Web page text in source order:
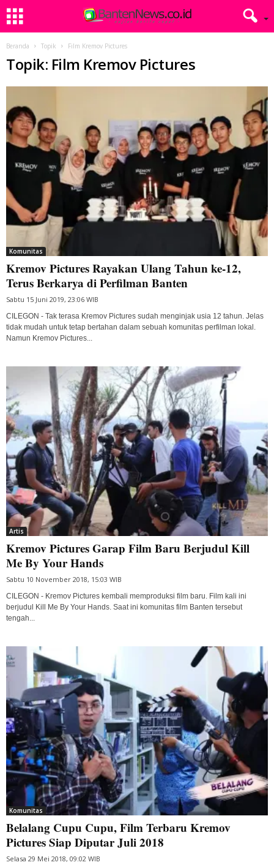
Beranda Topik Film Kremov Pictures
Topik: Film Kremov Pictures
Komunitas
Kremov Pictures Rayakan Ulang Tahun ke-12,
Terus Berkarya di Perfilman Banten
Sabtu 15 Juni 2019, 23:06 WIB
CILEGON - Tak terasa Kremov Pictures sudah menginjak usia 12 tahun. Jelas
tidak mudah untuk tetap bertahan dalam sebuah komunitas perfilman lokal.
Namun Kremov Pictures...
Artis
Kremov Pictures Garap Film Baru Berjudul Kill
Me By Your Hands
Sabtu 10 November 2018, 15:03 WIB
CILEGON - Kremov Pictures kembali memproduksi film baru. Film kali ini
berjudul Kill Me By Your Hands. Saat ini komunitas film Banten tersebut
tengah...
Komunitas
Belalang Cupu Cupu, Film Terbaru Kremov
Pictures Siap Diputar Juli 2018
Selasa 29 Mei 2018, 09:02 WIB